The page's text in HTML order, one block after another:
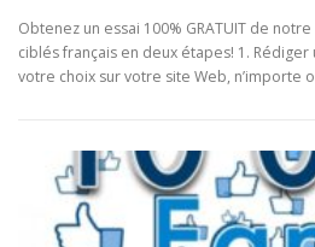
Obtenez un essai 100% GRATUIT de
ciblés français en deux étapes! 1.
votre choix sur votre site Web, n’importe